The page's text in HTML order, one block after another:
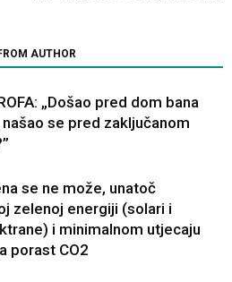
AUTHOR
„Došao pred dom bana
se pred zaključanom
se ne može, unatoč
zelenoj energiji (solari i
i minimalnom utjecaju
porast CO2